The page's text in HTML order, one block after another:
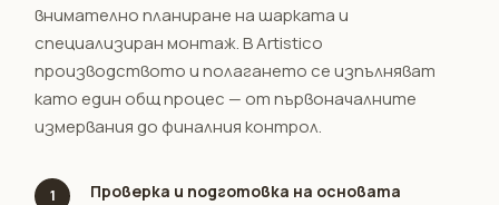
внимателно планиране на шарката и
специализиран монтаж. В Artistico
производството и полагането се изпълняват
като един общ процес — от първоначалните
измервания до финалния контрол.
1 Проверка и подготовка на основата